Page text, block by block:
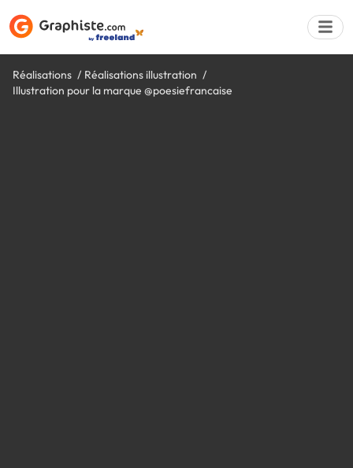
Réalisations
Réalisations illustration
Illustration pour la marque @poesiefrancaise